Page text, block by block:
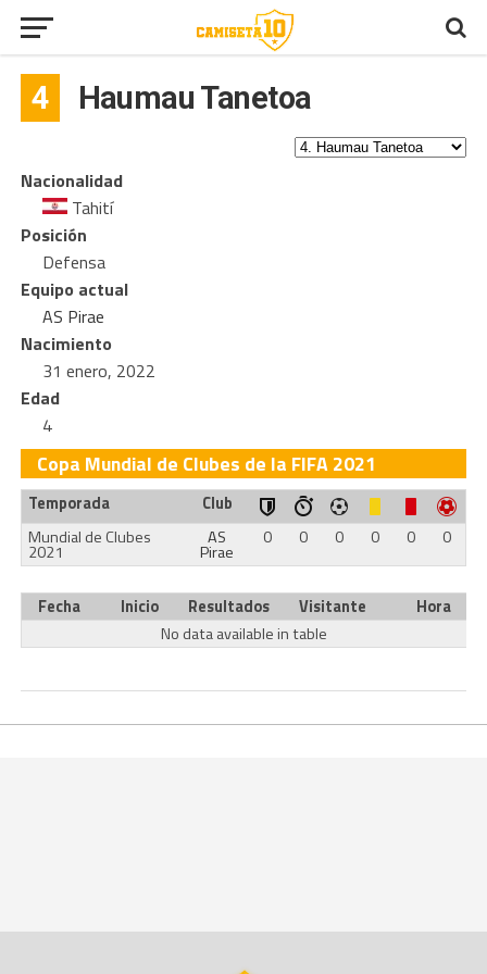
4 Haumau Tanetoa
Nacionalidad
Tahití
Posición
Defensa
Equipo actual
AS Pirae
Nacimiento
31 enero, 2022
Edad
4
Copa Mundial de Clubes de la FIFA 2021
Temporada
Club
Mundial de Clubes
2021
AS
Pirae
0 0 0 0 0 0
Fecha Inicio Resultados Visitante
Hora
No data available in table